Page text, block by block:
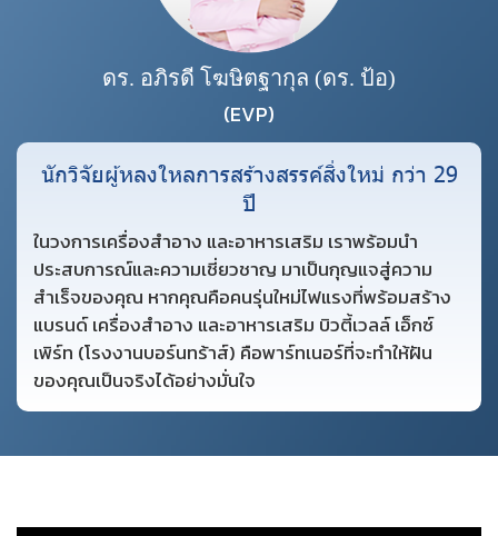
ดร. อภิรดี โฆษิตฐากุล (ดร. ป้อ)
(EVP)
นักวิจัยผู้หลงใหลการสร้างสรรค์สิ่งใหม่ กว่า 29
ปี
ในวงการเครื่องสำอาง และอาหารเสริม เราพร้อมนำ
ประสบการณ์และความเชี่ยวชาญ มาเป็นกุญแจสู่ความ
สำเร็จของคุณ หากคุณคือคนรุ่นใหม่ไฟแรงที่พร้อมสร้าง
แบรนด์ เครื่องสำอาง และอาหารเสริม บิวตี้เวลล์ เอ็กซ์
เพิร์ท (โรงงานบอร์นทร้าส์) คือพาร์ทเนอร์ที่จะทำให้ฝัน
ของคุณเป็นจริงได้อย่างมั่นใจ